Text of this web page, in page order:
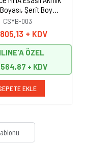
Şerit Boyası
25 kg Siyah
CSYB-003
+ KDV
ÖZEL
EKLE